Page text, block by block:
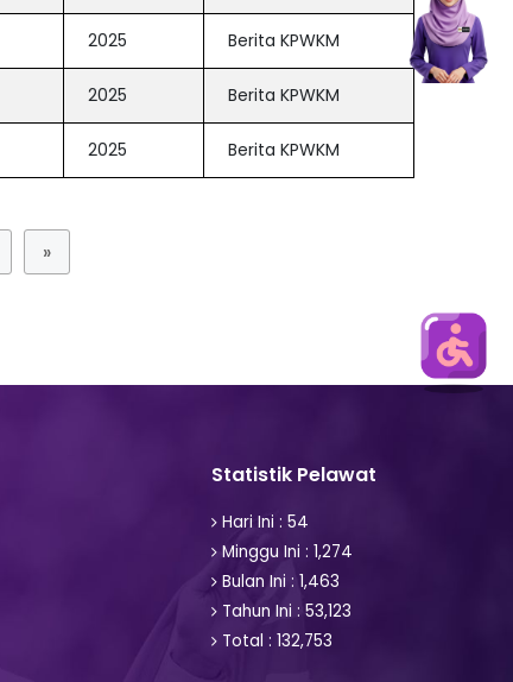
2025 Berita KPWKM
2025 Berita KPWKM
2025 Berita KPWKM
»
Statistik Pelawat
Hari Ini : 54
Minggu Ini : 1,274
Bulan Ini : 1,463
Tahun Ini : 53,123
Total : 132,753